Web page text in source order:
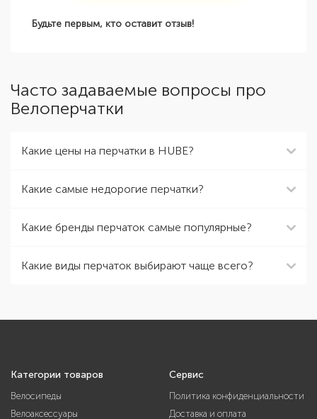
Будьте первым, кто оставит отзыв!
Часто задаваемые вопросы про
Велоперчатки
Какие цены на перчатки в HUBE?
Какие самые недорогие перчатки?
Какие бренды перчаток самые популярные?
Какие виды перчаток выбирают чаще всего?
Категории товаров
Велосипеды
Велоаксессуары
Сервис
Политика конфиденциальности
Доставка и оплата